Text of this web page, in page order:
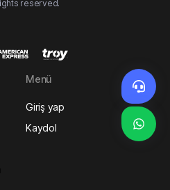
reserved.
Menü
Giriş yap
Kaydol